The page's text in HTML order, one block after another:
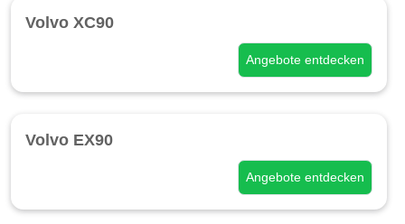
Volvo XC90
Angebote entdecken
Volvo EX90
Angebote entdecken